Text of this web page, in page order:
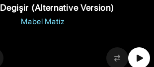
(Alternative Version)
Mabel Matiz